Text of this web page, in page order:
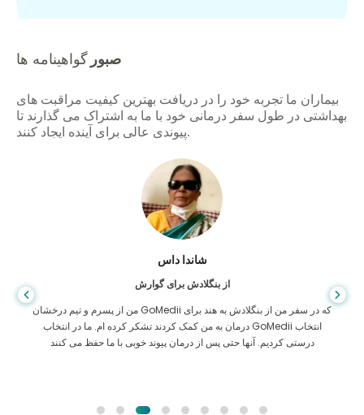
صبور گواهینامه ها
بیماران ما تجربه خود را در دریافت بهترین کیفیت مراقبت های
بهداشتی در طول سفر درمانی خود با ما به اشتراک می گذارند تا
پیوندی عالی برای آینده ایجاد کنند.
شاندا داس
از بنگلادش برای گوارش
من از پسرم و تیم درخشان GoMedii که در سفر من از بنگلادش به هند برای
درمان به من کمک کردند تشکر کرده ام. ما در انتخاب GoMedii انتخاب
درستی کردیم. آنها حتی پس از درمان پیوند خوبی با ما حفظ می کنند